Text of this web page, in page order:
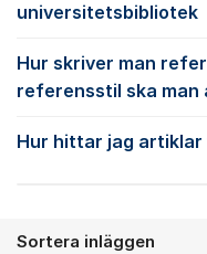
universitetsbibliotek
Hur skriver man
referensstil ska man
Hur hittar jag artiklar
Sortera inläggen